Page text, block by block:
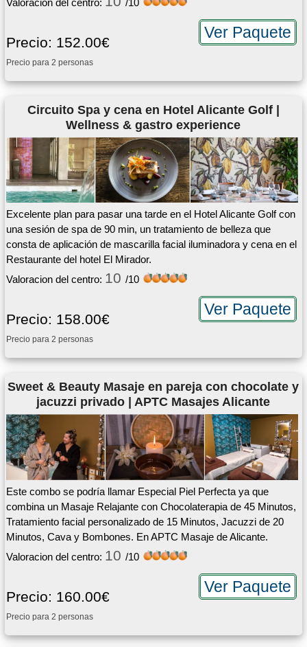
Ver Paquete
Precio: 152.00€
Precio para 2 personas
Circuito Spa y cena en Hotel Alicante Golf |
Wellness & gastro experience
Excelente plan para pasar una tarde en el Hotel Alicante Golf con
una sesión de spa de 90 min, un tratamiento de belleza que
consta de aplicación de mascarilla facial iluminadora y cena en el
Restaurante del hotel El Mirador.
Valoracion del centro: 10 /10
Ver Paquete
Precio: 158.00€
Precio para 2 personas
Sweet & Beauty Masaje en pareja con chocolate y
jacuzzi privado | APTC Masajes Alicante
Este combo se podría llamar Especial Piel Perfecta ya que
combina un Masaje Relajante con Chocolaterapia de 45 Minutos,
Tratamiento facial personalizado de 15 Minutos, Jacuzzi de 20
Minutos, Cava y Bombones. En APTC Masaje de Alicante.
Valoracion del centro: 10 /10
Ver Paquete
Precio: 160.00€
Precio para 2 personas